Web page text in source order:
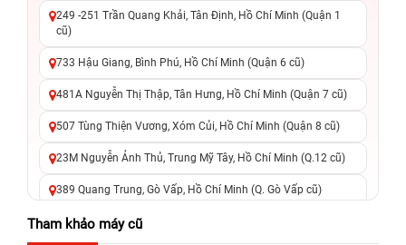
249 -251 Trần Quang Khải, Tân Định, Hồ Chí Minh (Quận 1
cũ)
733 Hậu Giang, Bình Phú, Hồ Chí Minh (Quận 6 cũ)
481A Nguyễn Thị Thập, Tân Hưng, Hồ Chí Minh (Quận 7 cũ)
507 Tùng Thiện Vương, Xóm Củi, Hồ Chí Minh (Quận 8 cũ)
23M Nguyễn Ảnh Thủ, Trung Mỹ Tây, Hồ Chí Minh (Q.12 cũ)
389 Quang Trung, Gò Vấp, Hồ Chí Minh (Q. Gò Vấp cũ)
625 - 625A Âu Cơ, Tân Phú, Hồ Chí Minh (Quận Tân Phú cũ)
Tham khảo máy cũ